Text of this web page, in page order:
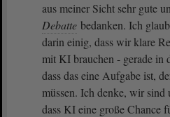
aus meiner Sicht sehr gute
Debatte bedanken. Ich
darin einig, dass wir klare
mit KI brauchen - gerade in
dass das eine Aufgabe ist,
müssen. Ich denke, wir sind
dass KI eine große Chance